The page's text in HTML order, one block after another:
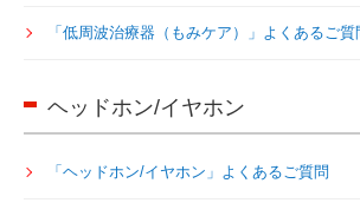
「低周波治療器（もみケア）」よくあるご質
ヘッドホン/イヤホン
「ヘッドホン/イヤホン」よくあるご質問